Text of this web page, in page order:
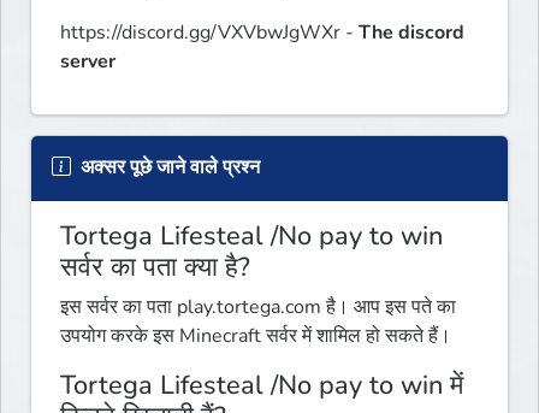
https://discord.gg/VXVbwJgWXr - The discord
server
अक्सर पूछे जाने वाले प्रश्न
Tortega Lifesteal /No pay to win
सर्वर का पता क्या है?
इस सर्वर का पता play.tortega.com है। आप इस पते का
उपयोग करके इस Minecraft सर्वर में शामिल हो सकते हैं।
Tortega Lifesteal /No pay to win में